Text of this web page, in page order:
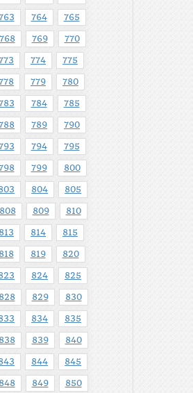
764 765
768 769 770
774 775
779 780
784 785
789 790
794 795
799 800
804 805
808 809 810
813 814 815
818 819 820
824 825
828 829 830
834 835
838 839 840
844 845
848 849 850